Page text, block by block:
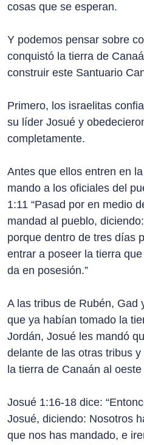
cosas que se esperan.
Y podemos pensar sobre
conquistó la tierra de
construir este Santuario
Primero, los israelitas
su líder Josué y
completamente.
Antes que ellos entren en
mando a los oficiales del
1:11 “Pasad por en medio
mandad al pueblo,
porque dentro de tres días
entrar a poseer la tierra
da en posesión.”
A las tribus de Rubén, Gad
que ya habían tomado la
Jordán, Josué les mandó
delante de las otras tribus
la tierra de Canaán al
Josué 1:16-18 dice:
Josué, diciendo: Nosotros
que nos has mandado, e